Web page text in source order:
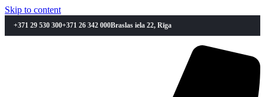
Skip to content
+371 29 530 300+371 26 342 000Braslas iela 22, Rīga